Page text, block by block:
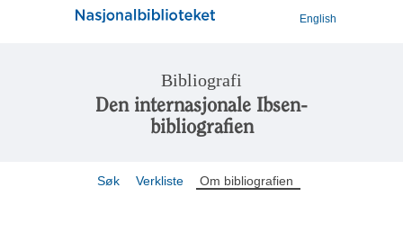
English
Bibliografi
Den internasjonale Ibsen-
bibliografien
Søk Verkliste Om bibliografien